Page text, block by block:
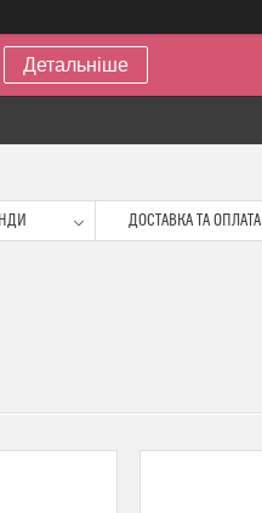
Детальніше
ДОСТАВКА ТА ОПЛАТА